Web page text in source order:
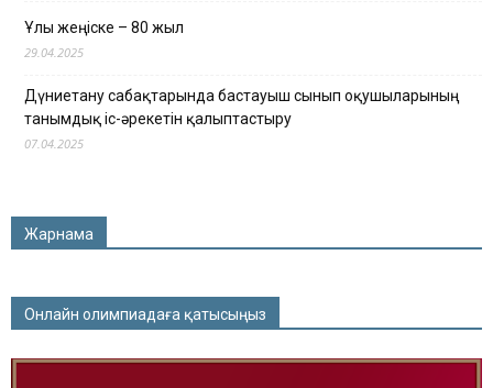
Ұлы жеңіске – 80 жыл
29.04.2025
Дүниетану сабақтарында бастауыш сынып оқушыларының
танымдық іс-әрекетін қалыптастыру
07.04.2025
Жарнама
Онлайн олимпиадаға қатысыңыз